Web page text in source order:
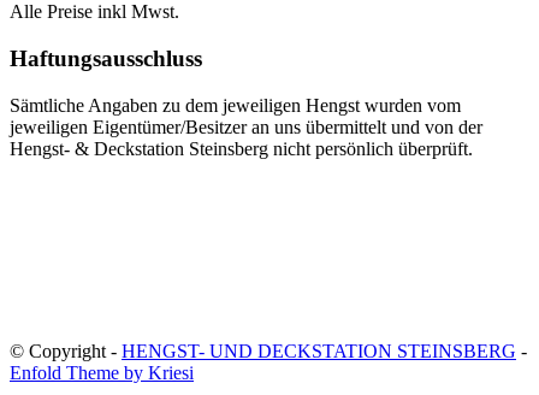
Alle Preise inkl Mwst.
Haftungsausschluss
Sämtliche Angaben zu dem jeweiligen Hengst wurden vom
jeweiligen Eigentümer/Besitzer an uns übermittelt und von der
Hengst- & Deckstation Steinsberg nicht persönlich überprüft.
© Copyright - HENGST- UND DECKSTATION STEINSBERG -
Enfold Theme by Kriesi